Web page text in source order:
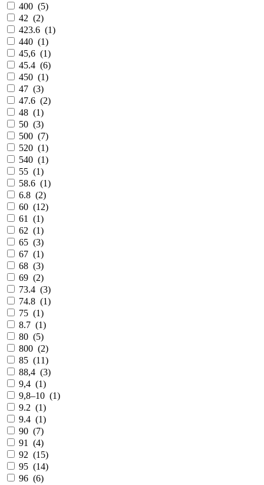
400 (5)
42 (2)
423.6 (1)
440 (1)
45,6 (1)
45.4 (6)
450 (1)
47 (3)
47.6 (2)
48 (1)
50 (3)
500 (7)
520 (1)
540 (1)
55 (1)
58.6 (1)
6.8 (2)
60 (12)
61
(1)
62 (1)
65 (3)
67 (1)
68 (3)
69 (2)
73.4 (3)
74.8 (1)
75 (1)
8.7 (1)
80 (5)
800 (2)
85 (11)
88,4 (3)
9,4 (1)
9,8–10 (1)
9.2 (1)
9.4 (1)
90 (7)
91
(4)
92 (15)
95 (14)
96 (6)